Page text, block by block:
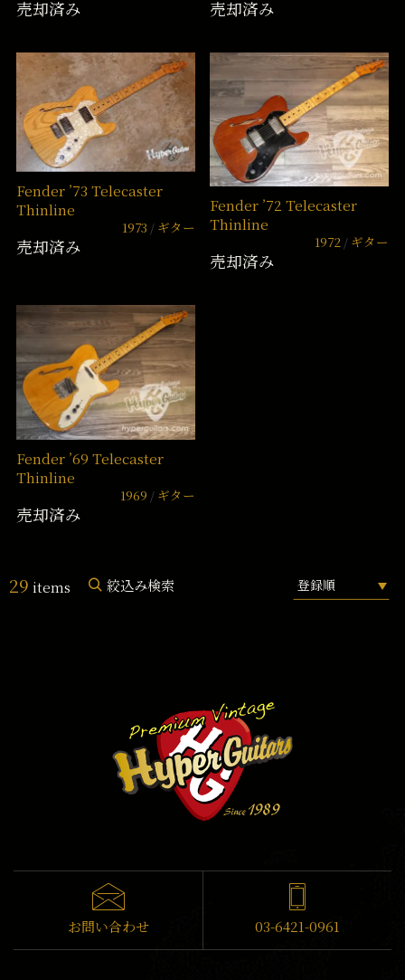
売却済み 売却済み
Fender ’73 Telecaster
Thinline
1973 ギター
売却済み
Fender ’72 Telecaster
Thinline
1972 ギター
売却済み
Fender ’69 Telecaster
Thinline
1969 ギター
売却済み
29 items 絞込み検索
お問い合わせ 03-6421-0961